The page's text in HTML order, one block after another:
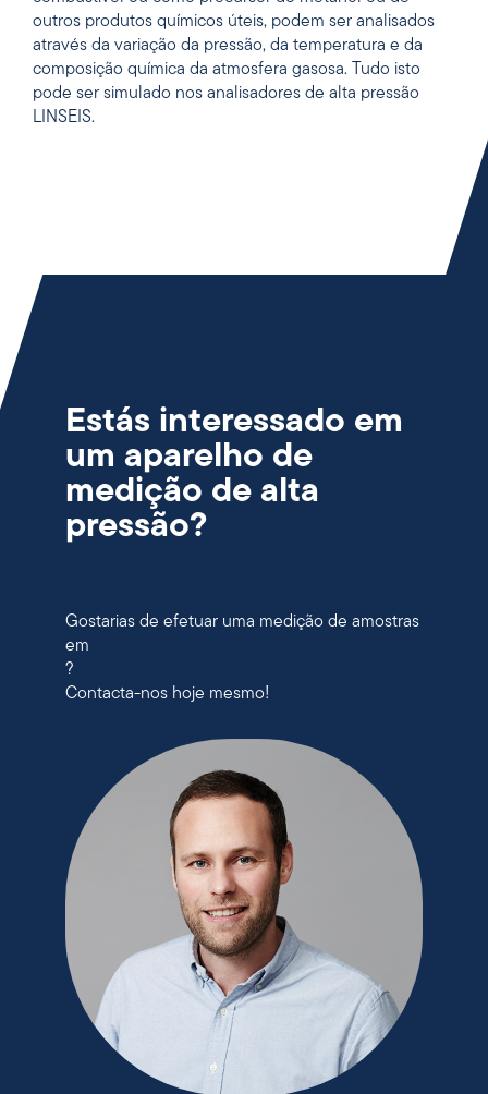
outros produtos químicos úteis, podem ser analisados
através da variação da pressão, da temperatura e da
composição química da atmosfera gasosa. Tudo isto
pode ser simulado nos analisadores de alta pressão
LINSEIS.
Estás interessado em
um aparelho de
medição de alta
pressão?
Gostarias de efetuar uma medição de amostras
em
?
Contacta-nos hoje mesmo!